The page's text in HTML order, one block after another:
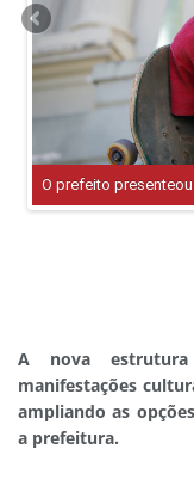
A nova
manifestações
ampliando as
a prefeitura.